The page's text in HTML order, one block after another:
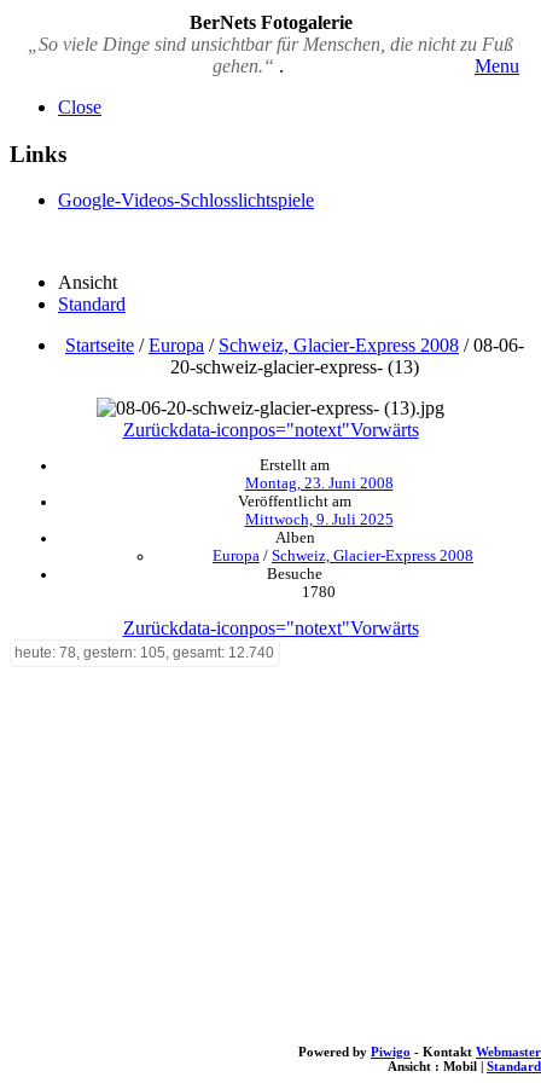
BerNets Fotogalerie
„So viele Dinge sind unsichtbar für Menschen, die nicht zu Fuß
gehen.“ .
Menu
Close
Links
Google-Videos-Schlosslichtspiele
Ansicht
Standard
Startseite /Europa / Schweiz, Glacier-Express 2008 /08-06-
20-schweiz-glacier-express- (13)
Zurückdata-iconpos="notext"Vorwärts
Erstellt am
Montag, 23. Juni 2008
Veröffentlicht am
Mittwoch, 9. Juli 2025
Alben
Europa / Schweiz, Glacier-Express 2008
Besuche
1780
Zurückdata-iconpos="notext"Vorwärts
heute: 78, gestern: 105, gesamt: 12.740
Powered by Piwigo - Kontakt Webmaster
Ansicht : Mobil | Standard